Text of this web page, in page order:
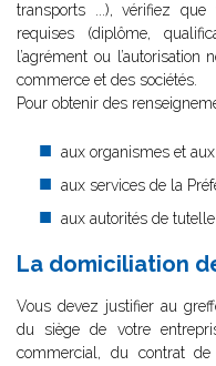
transports ...), vérifiez
requises (diplôme,
l’agrément ou
commerce et des sociétés.
Pour obtenir des
aux organismes et
aux services de la
aux autorités de tutelle
La domiciliation
Vous devez justifier au
du siège de votre
commercial, du contrat